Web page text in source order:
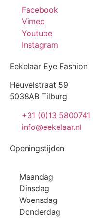
Facebook
Vimeo
Youtube
Instagram
Eekelaar Eye Fashion
Heuvelstraat 59
5038AB Tilburg
+31 (0)13 5800741
info@eekelaar.nl
Openingstijden
Maandag
Dinsdag
Woensdag
Donderdag